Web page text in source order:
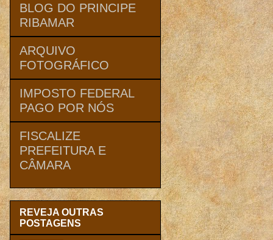
BLOG DO PRINCIPE
RIBAMAR
ARQUIVO
FOTOGRÁFICO
IMPOSTO FEDERAL
PAGO POR NÓS
FISCALIZE
PREFEITURA E
CÂMARA
REVEJA OUTRAS
POSTAGENS